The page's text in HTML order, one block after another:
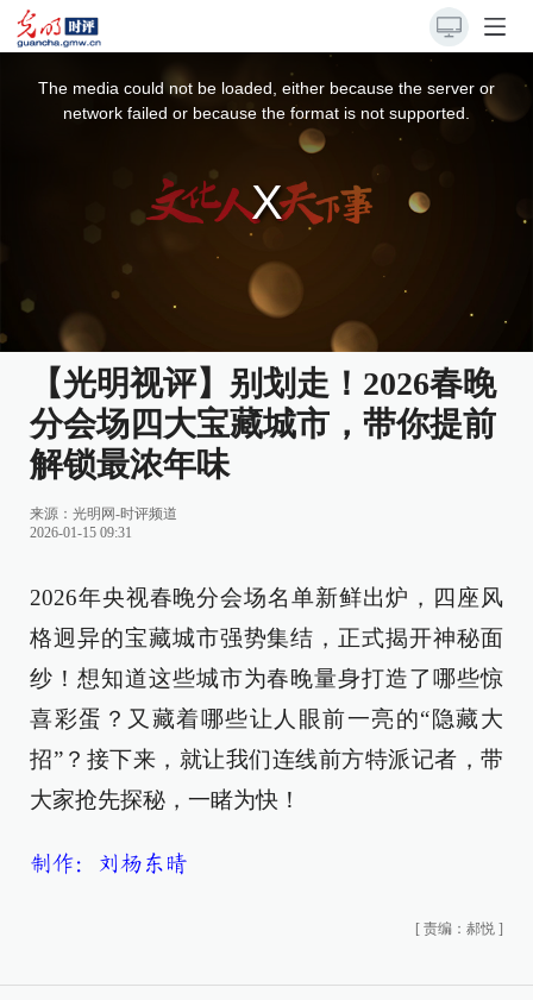
The media could not be loaded, either because the server or
network failed or because the format is not supported.
【光明视评】别划走！2026春晚
分会场四大宝藏城市，带你提前
解锁最浓年味
来源： 光明网-时评频道
2026-01-15 09:31
2026年央视春晚分会场名单新鲜出炉，四座风
格迥异的宝藏城市强势集结，正式揭开神秘面
纱！想知道这些城市为春晚量身打造了哪些惊
喜彩蛋？又藏着哪些让人眼前一亮的“隐藏大
招”？接下来，就让我们连线前方特派记者，带
大家抢先探秘，一睹为快！
制作：刘杨东晴
[ 责编：郝悦 ]